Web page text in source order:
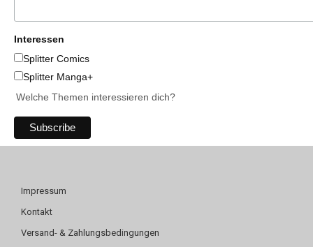
Interessen
Splitter Comics
Splitter Manga+
Welche Themen interessieren dich?
Impressum
Kontakt
Versand- & Zahlungsbedingungen